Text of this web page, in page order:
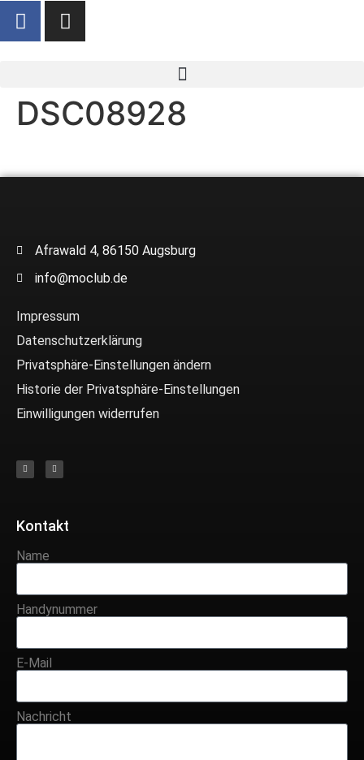
DSC08928
Afrawald 4, 86150 Augsburg
info@moclub.de
Impressum
Datenschutzerklärung
Privatsphäre-Einstellungen ändern
Historie der Privatsphäre-Einstellungen
Einwilligungen widerrufen
Kontakt
Name
Handynummer
E-Mail
Nachricht